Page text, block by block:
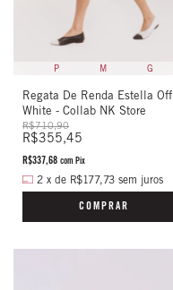
P M G
Regata De Renda Estella Off
White - Collab NK Store
R$710,90
R$355,45
R$337,68 com Pix
2 x de R$177,73 sem juros
COMPRAR